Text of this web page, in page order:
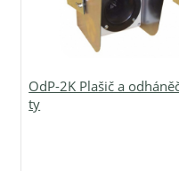
OdP-2K Plašič a
ty